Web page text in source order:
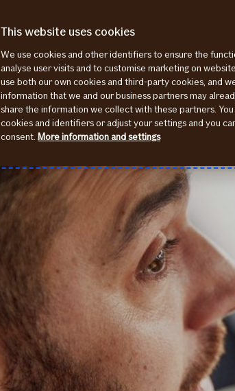
Liikluskindlustuse lõpetamine
This website uses cookies
We use cookies and other identifiers to ensure the
analyse user visits and to customise marketing on
use both our own cookies and third-party cookies, and
information that we and our business partners may
share the information we collect with these partners.
cookies and identifiers or adjust your settings and you
consent. More information and settings